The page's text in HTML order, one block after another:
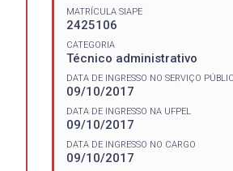
MATRÍCULA SIAPE
2425106
CATEGORIA
Técnico administrativo
DATA DE INGRESSO NO SERVIÇO
09/10/2017
DATA DE INGRESSO NA UFPEL
09/10/2017
DATA DE INGRESSO NO CARGO
09/10/2017